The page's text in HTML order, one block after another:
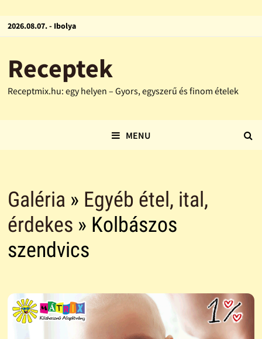
2026.08.07. - Ibolya
Receptek
Receptmix.hu: egy helyen – Gyors, egyszerű és finom ételek
MENU
Galéria » Egyéb étel, ital,
érdekes » Kolbászos
szendvics